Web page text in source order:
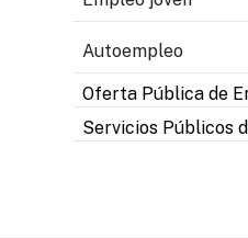
Autoempleo
Oferta Pública de
Servicios Públicos